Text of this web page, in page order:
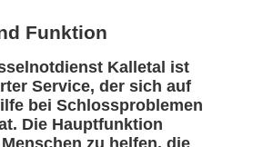
Funktion
Kalletal ist
Service, der sich auf
bei Schlossproblemen
Die Hauptfunktion